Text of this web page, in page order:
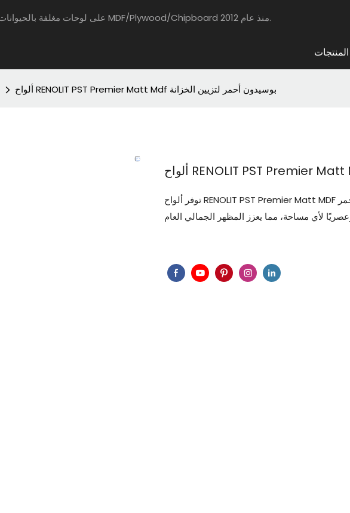
يركز مجلس HAOSAISI على لوحات مغلفة بالحيوانات الأليفة عالية الجودة مع MDF/Plywood/Chipboard منذ عام 2012.
المنتجات
ألواح RENOLIT PST Premier Matt Mdf بوسيدون أحمر لتزيين الخزانة
توفر ألواح RENOLIT PST Premier Matt MDF باللون الأحمر Poseidon خيارًا جريئًا ومميزًا لتزيين الخزانة بلونها الأحمر